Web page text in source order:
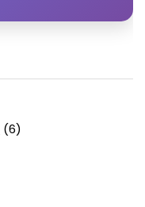
(6)